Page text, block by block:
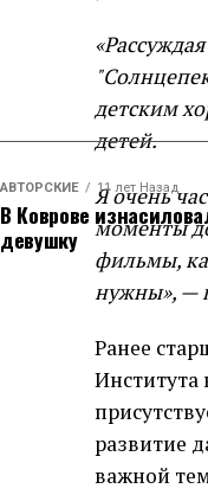
детским
детей.
Я очень
моменты
фильмы,
нужны», —
Ранее
Института
развитие
важной
АВТОРСКИЕ 11 лет Назад
В Коврове
девушку